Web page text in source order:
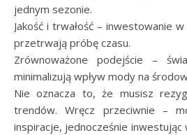
jednym sezonie.
Jakość i trwałość – inwestowanie
przetrwają próbę czasu.
Zrównoważone podejście –
minimalizują wpływ mody na
Nie oznacza to, że musisz
trendów. Wręcz przeciwnie –
inspiracje, jednocześnie